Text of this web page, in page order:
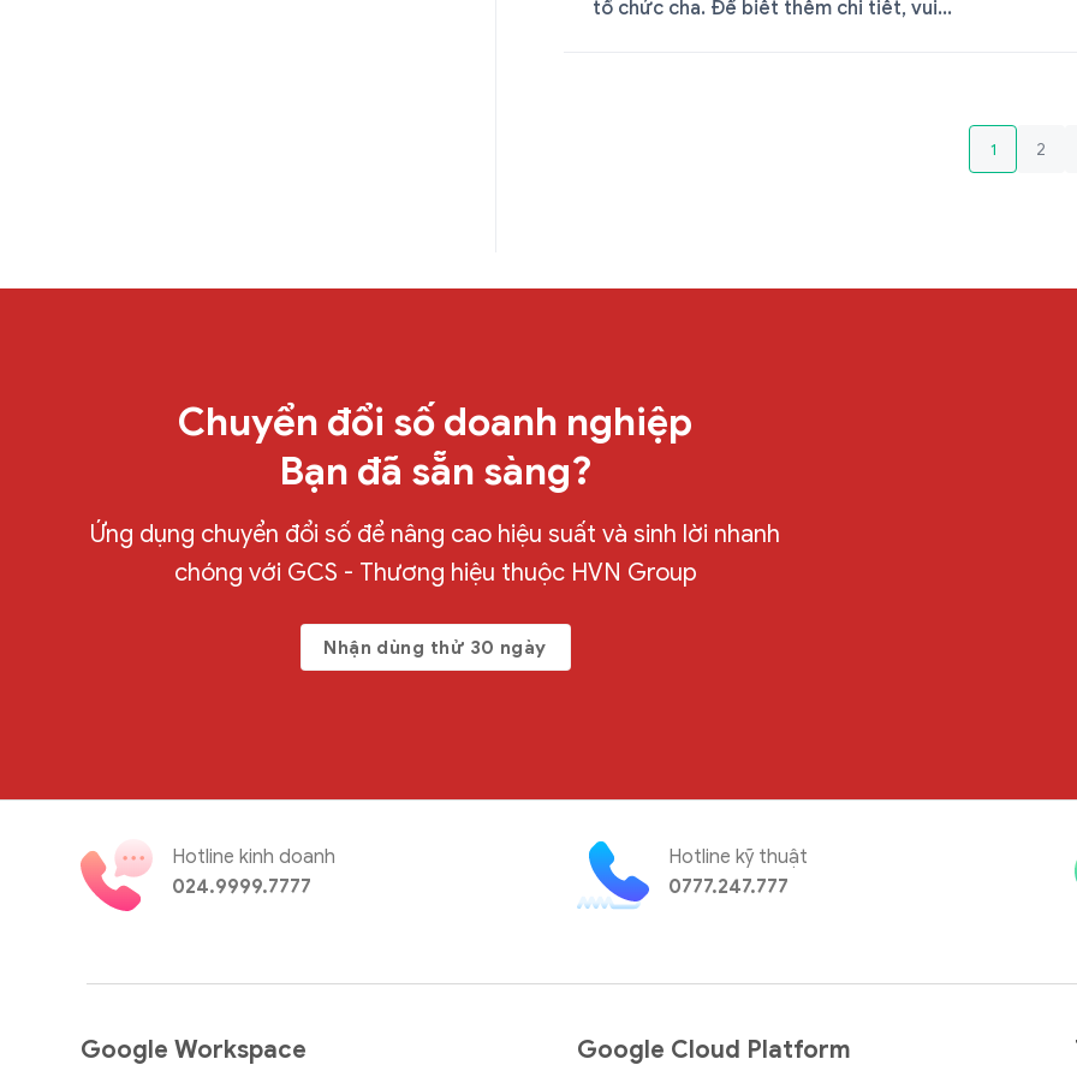
tổ chức cha. Để biết thêm chi tiết, vui...
1 2
Chuyển đổi số doanh nghiệp
Bạn đã sẵn sàng?
Ứng dụng chuyển đổi số để nâng cao hiệu suất và sinh lời nhanh
chóng với GCS - Thương hiệu thuộc HVN Group
Nhận dùng thử 30 ngày
Hotline kinh doanh
024.9999.7777
Hotline kỹ thuật
0777.247.777
Google Workspace Google Cloud Platform